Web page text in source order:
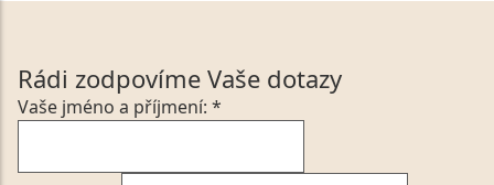
Rádi zodpovíme Vaše dotazy
Vaše jméno a příjmení: *